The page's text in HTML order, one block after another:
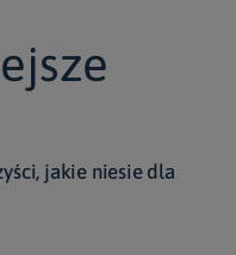
jakie niesie dla